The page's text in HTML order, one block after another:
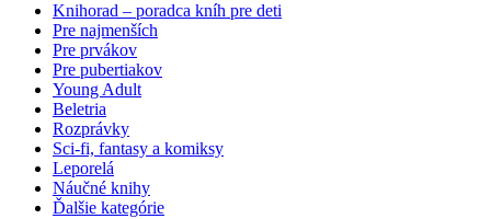
Knihorad – poradca kníh pre deti
Pre najmenších
Pre prvákov
Pre pubertiakov
Young Adult
Beletria
Rozprávky
Sci-fi, fantasy a komiksy
Leporelá
Náučné knihy
Ďalšie kategórie